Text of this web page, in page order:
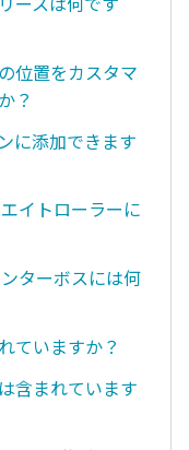
位置をカスタマ
？
に添加できます
イトローラーに
ターボスには何
ていますか？
含まれています